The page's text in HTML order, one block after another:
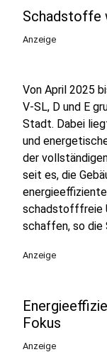
Schadstoffe
Anzeige
Von April 2025
V-SL, D und E
Stadt. Dabei
und
der
seit es, die
schadstofffreie
schaffen, so die
Anzeige
Fokus
Anzeige